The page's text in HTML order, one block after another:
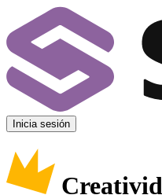
Inicia sesión